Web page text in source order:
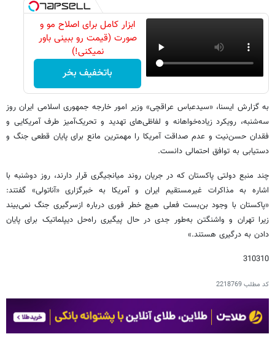
ابزار کامل برای اصلاح مو و
صورت (قیمت رو ببینی باور
نمیکنی!)
باتخفیف بخر
به گزارش ایسنا، «سیدعباس عراقچی» وزیر امور خارجه جمهوری اسلامی ایران روز
سه‌شنبه، رویکرد زیاده‌خواهانه و لفاظی‌های تهدید و تحریک‌آمیز طرف آمریکایی و
فقدان حسن‌نیت و عدم صداقت آمریکا را مهمترین مانع برای پایان قطعی جنگ و
دستیابی به توافق احتمالی دانست.
چند منبع دولتی پاکستان که در جریان روند میانجیگری قرار دارند، روز دوشنبه با
اشاره به مذاکرات غیرمستقیم ایران و آمریکا به خبرگزاری «آناتولی» گفتند:
«پاکستان با وجود بن‌بست فعلی هیچ خطر فوری درباره ازسرگیری جنگ نمی‌بیند
زیرا تهران و واشنگتن به‌طور جدی در حال پیگیری راه‌حل دیپلماتیک برای پایان
دادن به درگیری هستند.»
310310
کد مطلب2218769